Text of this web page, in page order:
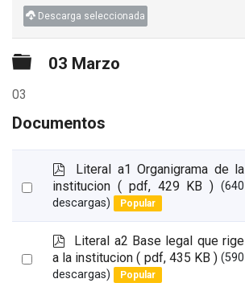
Descarga seleccionada
Carpeta
03 Marzo
03
Documentos
Select
p
d
f
Literal a1 Organigrama de la
institucion ( pdf, 429 KB ) (640
descargas)
Popular
Select
p
d
f
Literal a2 Base legal que rige
a la institucion ( pdf, 435 KB ) (590
descargas)
Popular